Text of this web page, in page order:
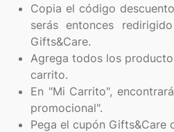
Copia el código
serás entonces
Gifts&Care.
Agrega todos los
carrito.
En "Mi Carrito",
promocional".
Pega el cupón Gifts&Care